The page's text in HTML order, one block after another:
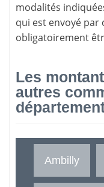
modalités
qui est envoyé
obligatoirement
Les
autres
Ambilly